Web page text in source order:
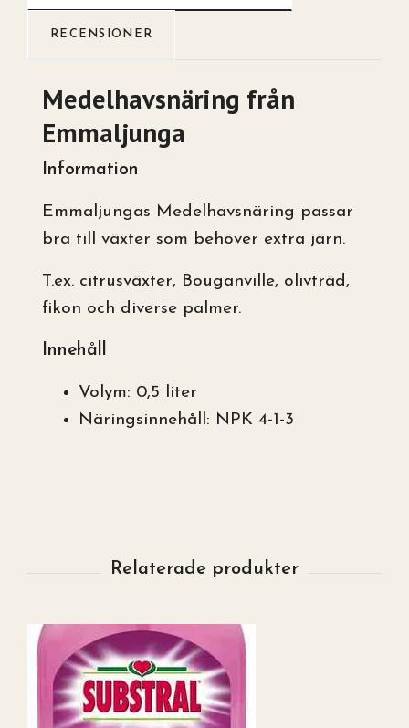
RECENSIONER
Medelhavsnäring från
Emmaljunga
Information
Emmaljungas Medelhavsnäring passar
bra till växter som behöver extra järn.
T.ex. citrusväxter, Bouganville, olivträd,
fikon och diverse palmer.
Innehåll
Volym: 0,5 liter
Näringsinnehåll: NPK 4-1-3